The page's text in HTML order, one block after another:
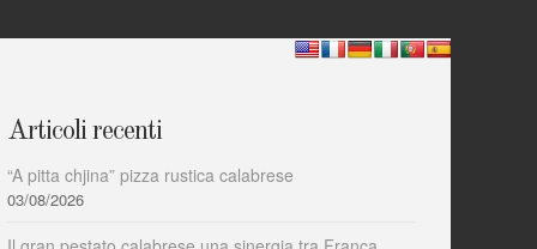
Articoli recenti
“A pitta chjina” pizza rustica calabrese
03/08/2026